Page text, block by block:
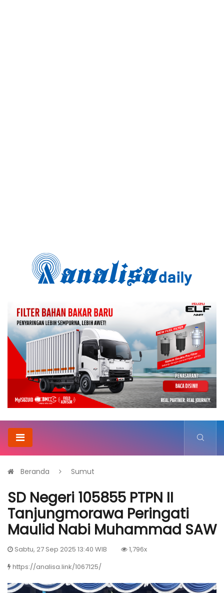
Beranda Sumut
SD Negeri 105855 PTPN II
Tanjungmorawa Peringati
Maulid Nabi Muhammad SAW
Sabtu, 27 Sep 2025 13:40 WIB
1,796x
https://analisa.link/1067125/